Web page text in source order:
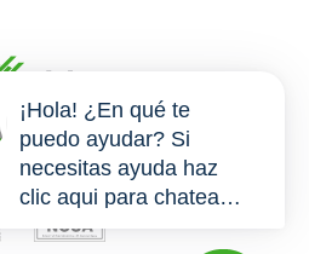
¡Hola! ¿En qué te
puedo ayudar? Si
necesitas ayuda haz
clic aqui para chatear
conmigo.